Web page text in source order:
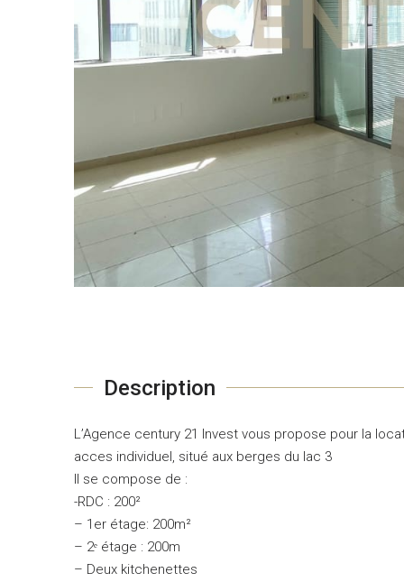
Description
L’Agence century 21 Invest vous propose pour la
acces individuel, situé aux berges du lac 3
Il se compose de :
-RDC : 200²
– 1er étage: 200m²
– 2ᵉ étage : 200m
– Deux kitchenettes